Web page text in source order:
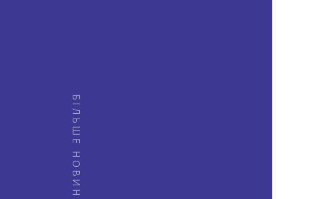
БІЛЬШЕ НОВИН